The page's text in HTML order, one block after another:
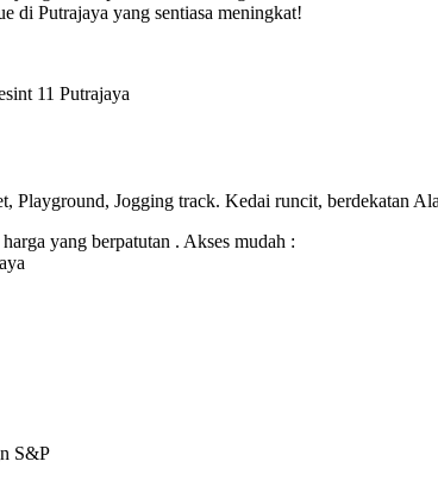
di Putrajaya yang sentiasa meningkat!
11 Putrajaya
Playground, Jogging track. Kedai runcit, berdekatan
yang berpatutan . Akses mudah :
S&P